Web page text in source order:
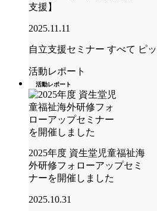
支援】
2025.11.11
自立支援セミナー すべて ピ
活動レポート
活動レポート
2025年度 資生堂児童福祉海
外研修フォローアップセミ
ナーを開催しました
2025.10.31